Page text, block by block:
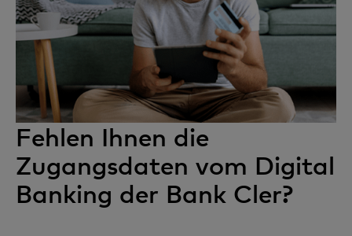
Fehlen Ihnen die
Zugangsdaten vom Digital
Banking der Bank Cler?